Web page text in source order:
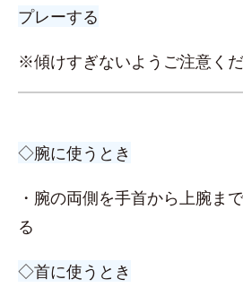
プレーする
※傾けすぎないようご注意くだ
◇腕に使うとき
・腕の両側を手首から上腕ま
る
◇首に使うとき